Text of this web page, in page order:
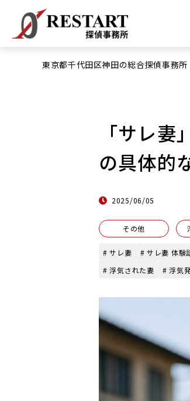
東京都千代田区神田の総合探偵事務所
「サレ
の具体的
2025/06/05
その他
# サレ妻 # サレ妻 体験
# 浮気された妻
# 浮気